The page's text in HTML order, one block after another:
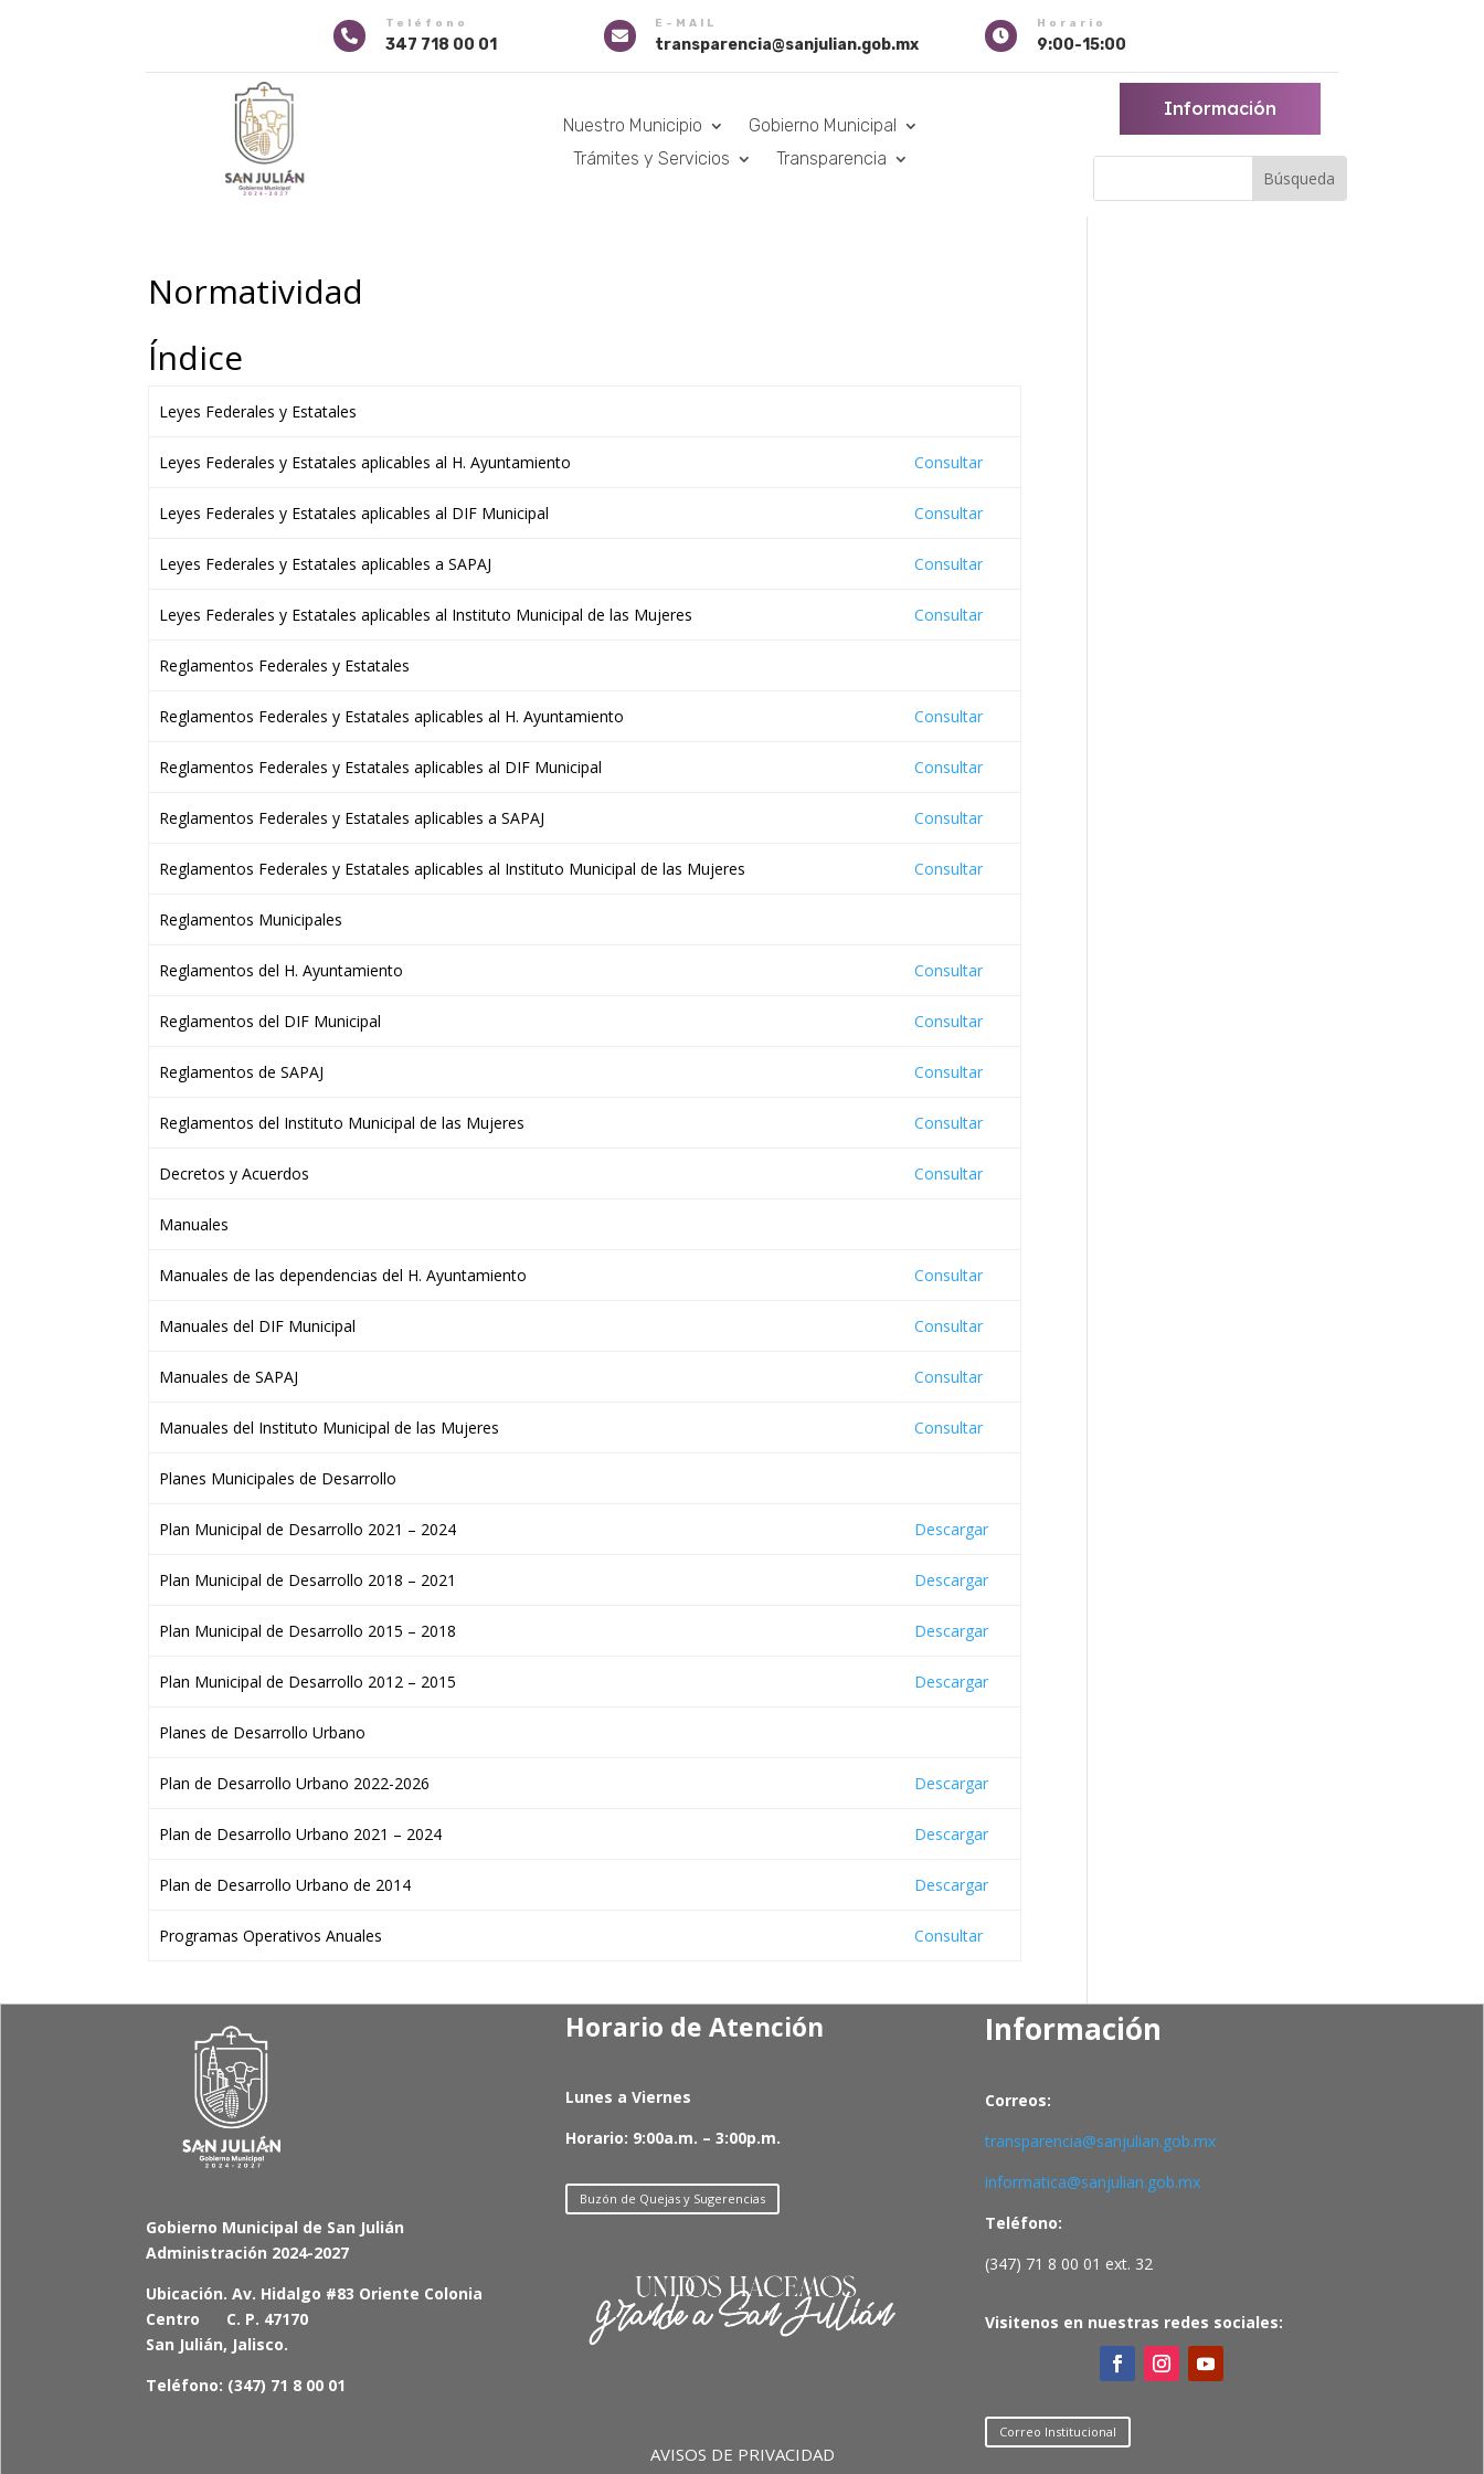

Teléfono
347 718 00 01 
E-MAIL
transparencia@sanjulian.gob.mx 
Horario
9:00-15:00
Nuestro Municipio
Gobierno Municipal
Trámites y Servicios
Transparencia
Información
Normatividad
Índice
Leyes Federales y Estatales
Leyes Federales y Estatales aplicables al H. Ayuntamiento Consultar
Leyes Federales y Estatales aplicables al DIF Municipal Consultar
Leyes Federales y Estatales aplicables a SAPAJ Consultar
Leyes Federales y Estatales aplicables al Instituto Municipal de las Mujeres Consultar
Reglamentos Federales y Estatales
Reglamentos Federales y Estatales aplicables al H. Ayuntamiento Consultar
Reglamentos Federales y Estatales aplicables al DIF Municipal Consultar
Reglamentos Federales y Estatales aplicables a SAPAJ Consultar
Reglamentos Federales y Estatales aplicables al Instituto Municipal de las Mujeres Consultar
Reglamentos Municipales
Reglamentos del H. Ayuntamiento Consultar
Reglamentos del DIF Municipal Consultar
Reglamentos de SAPAJ Consultar
Reglamentos del Instituto Municipal de las Mujeres Consultar
Decretos y Acuerdos Consultar
Manuales
Manuales de las dependencias del H. Ayuntamiento Consultar
Manuales del DIF Municipal Consultar
Manuales de SAPAJ Consultar
Manuales del Instituto Municipal de las Mujeres Consultar
Planes Municipales de Desarrollo
Plan Municipal de Desarrollo 2021 – 2024 Descargar
Plan Municipal de Desarrollo 2018 – 2021 Descargar
Plan Municipal de Desarrollo 2015 – 2018 Descargar
Plan Municipal de Desarrollo 2012 – 2015 Descargar
Planes de Desarrollo Urbano
Plan de Desarrollo Urbano 2022-2026 Descargar
Plan de Desarrollo Urbano 2021 – 2024 Descargar
Plan de Desarrollo Urbano de 2014 Descargar
Programas Operativos Anuales Consultar
Gobierno Municipal de San Julián
Administración 2024-2027
Ubicación. Av. Hidalgo #83 Oriente Colonia
Centro C. P. 47170
San Julián, Jalisco.
Teléfono: (347) 71 8 00 01
Horario de Atención
Lunes a Viernes
Horario: 9:00a.m. – 3:00p.m.
Buzón de Quejas y Sugerencias
Información
Correos:
transparencia@sanjulian.gob.mx
informatica@sanjulian.gob.mx
Teléfono:
(347) 71 8 00 01 ext. 32
Visitenos en nuestras redes sociales:
Correo Institucional
AVISOS DE PRIVACIDAD